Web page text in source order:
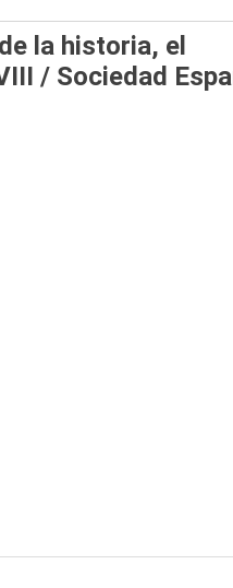
la historia, el
/ Sociedad